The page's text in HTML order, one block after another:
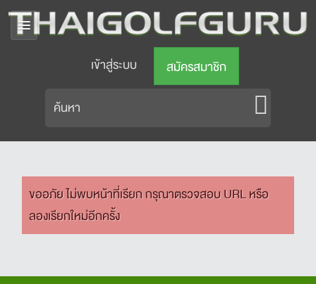
เข้าสู่ระบบ สมัครสมาชิก
ขออภัย ไม่พบหน้าที่เรียก กรุณาตรวจสอบ URL หรือ
ลองเรียกใหม่อีกครั้ง